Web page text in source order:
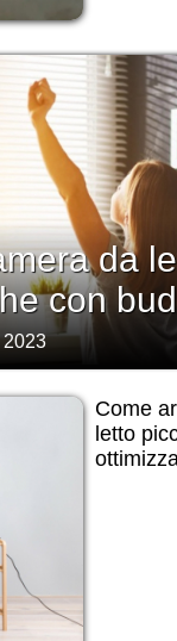
da
con
2023
Come
letto